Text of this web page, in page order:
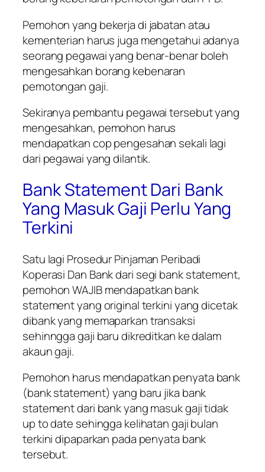
Pemohon yang bekerja di jabatan atau
kementerian harus juga mengetahui adanya
seorang pegawai yang benar-benar boleh
mengesahkan borang kebenaran
pemotongan gaji.
Sekiranya pembantu pegawai tersebut yang
mengesahkan, pemohon harus
mendapatkan cop pengesahan sekali lagi
dari pegawai yang dilantik.
Bank Statement Dari Bank
Yang Masuk Gaji Perlu Yang
Terkini
Satu lagi Prosedur Pinjaman Peribadi
Koperasi Dan Bankdari segi bank statement,
pemohon WAJIB mendapatkan bank
statement yang original terkini yang dicetak
dibank yang memaparkan transaksi
sehinngga gaji baru dikreditkan ke dalam
akaun gaji.
Pemohon harus mendapatkan penyata bank
(bank statement) yang baru jika bank
statement dari bank yang masuk gaji tidak
up to date sehingga kelihatan gaji bulan
terkini dipaparkan pada penyata bank
tersebut.